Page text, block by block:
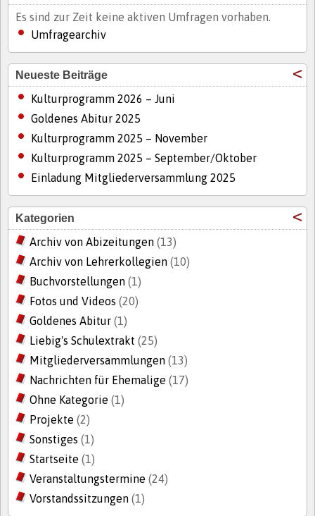
Es sind zur Zeit keine aktiven Umfragen vorhaben.
Umfragearchiv
Neueste Beiträge
Kulturprogramm 2026 – Juni
Goldenes Abitur 2025
Kulturprogramm 2025 – November
Kulturprogramm 2025 – September/Oktober
Einladung Mitgliederversammlung 2025
Kategorien
Archiv von Abizeitungen (13)
Archiv von Lehrerkollegien (10)
Buchvorstellungen (1)
Fotos und Videos (20)
Goldenes Abitur (1)
Liebig's Schulextrakt (25)
Mitgliederversammlungen (13)
Nachrichten für Ehemalige (17)
Ohne Kategorie (1)
Projekte (2)
Sonstiges (1)
Startseite (1)
Veranstaltungstermine (24)
Vorstandssitzungen (1)